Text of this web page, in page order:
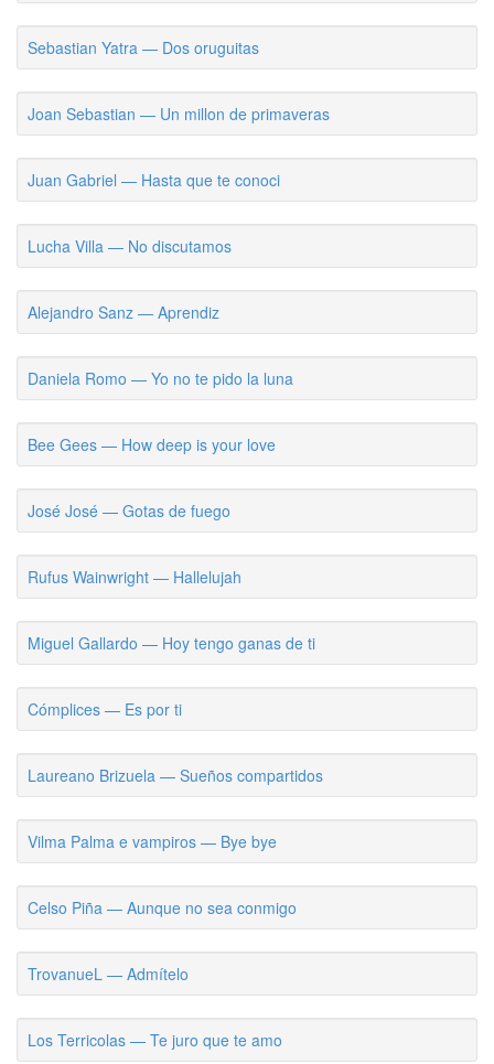
Sebastian Yatra — Dos oruguitas
Joan Sebastian — Un millon de primaveras
Juan Gabriel — Hasta que te conoci
Lucha Villa — No discutamos
Alejandro Sanz — Aprendiz
Daniela Romo — Yo no te pido la luna
Bee Gees — How deep is your love
José José — Gotas de fuego
Rufus Wainwright — Hallelujah
Miguel Gallardo — Hoy tengo ganas de ti
Cómplices — Es por ti
Laureano Brizuela — Sueños compartidos
Vilma Palma e vampiros — Bye bye
Celso Piña — Aunque no sea conmigo
TrovanueL — Admítelo
Los Terricolas — Te juro que te amo